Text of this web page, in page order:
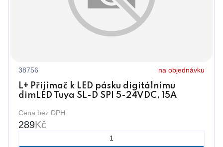
38756 na objednávku
L+ Přijímač k LED pásku digitálnímu
dimLED Tuya SL-D SPI 5-24VDC, 15A
Cena bez DPH
289Kč